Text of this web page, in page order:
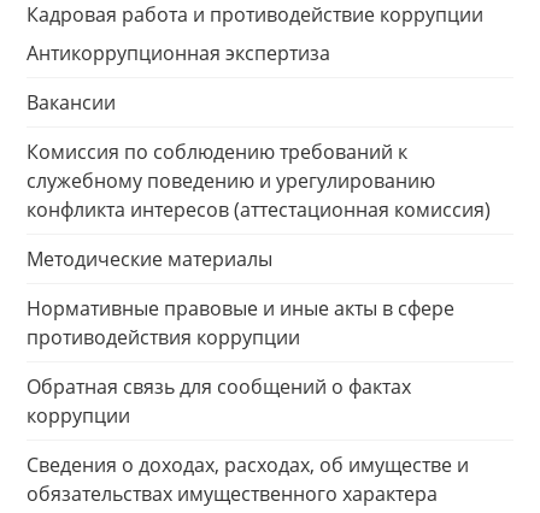
Кадровая работа и противодействие коррупции
Антикоррупционная экспертиза
Вакансии
Комиссия по соблюдению требований к
служебному поведению и урегулированию
конфликта интересов (аттестационная комиссия)
Методические материалы
Нормативные правовые и иные акты в сфере
противодействия коррупции
Обратная связь для сообщений о фактах
коррупции
Сведения о доходах, расходах, об имуществе и
обязательствах имущественного характера